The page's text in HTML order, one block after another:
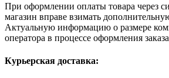
При оформлении оплаты товара через
магазин вправе взимать
Актуальную информацию о размере
оператора в процессе оформления
Курьерская доставка: